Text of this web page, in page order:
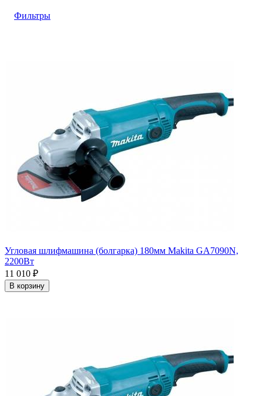
Фильтры
Угловая шлифмашина (болгарка) 180мм Makita GA7090N,
2200Вт
11 010 ₽
В корзину